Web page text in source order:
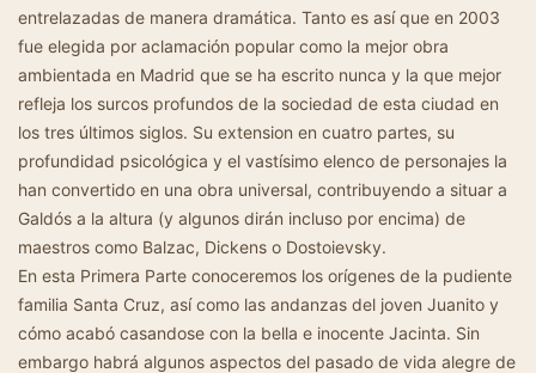
entrelazadas de manera dramática. Tanto es así que en 2003
fue elegida por aclamación popular como la mejor obra
ambientada en Madrid que se ha escrito nunca y la que mejor
refleja los surcos profundos de la sociedad de esta ciudad en
los tres últimos siglos. Su extension en cuatro partes, su
profundidad psicológica y el vastísimo elenco de personajes la
han convertido en una obra universal, contribuyendo a situar a
Galdós a la altura (y algunos dirán incluso por encima) de
maestros como Balzac, Dickens o Dostoievsky.
En esta Primera Parte conoceremos los orígenes de la pudiente
familia Santa Cruz, así como las andanzas del joven Juanito y
cómo acabó casandose con la bella e inocente Jacinta. Sin
embargo habrá algunos aspectos del pasado de vida alegre de